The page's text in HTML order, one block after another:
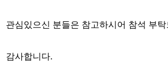
관심있으신 분들은 참고하시어 참석 부
감사합니다.